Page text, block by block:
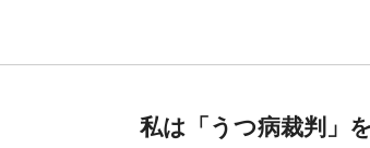
私は「うつ病裁判」